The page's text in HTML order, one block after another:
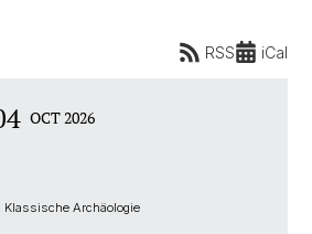
RSS iCal
OCT 2026
Klassische Archäologie